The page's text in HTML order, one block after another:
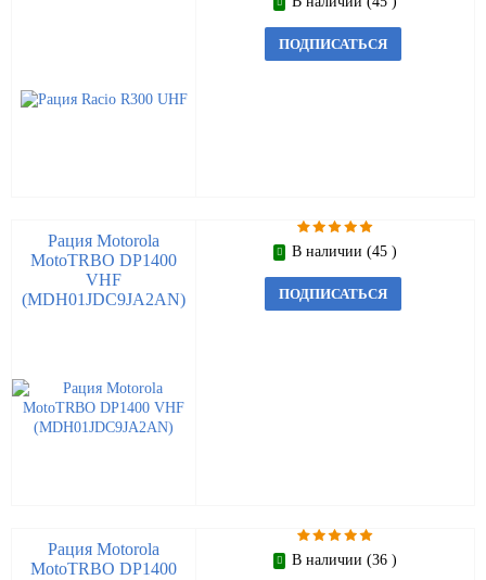
ПОДПИСАТЬСЯ
Рация Motorola
MotoTRBO DP1400
VHF
(MDH01JDC9JA2AN)
В наличии (45 )
ПОДПИСАТЬСЯ
Рация Motorola
MotoTRBO DP1400
В наличии (36 )